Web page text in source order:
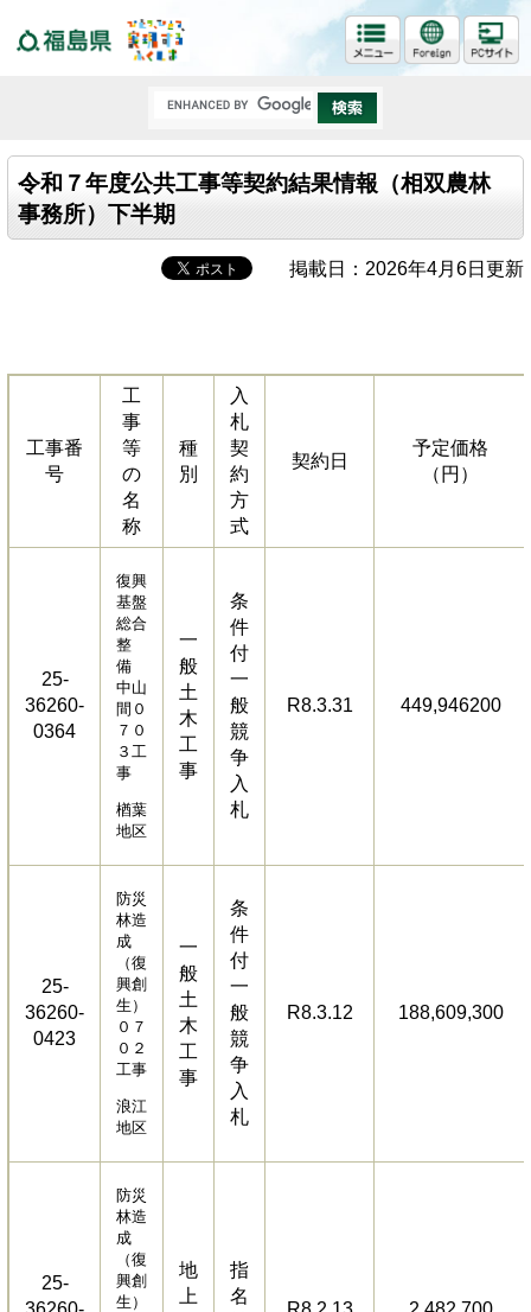
令和７年度公共工事等契約結果情報（相双農林
事務所）下半期
掲載日：2026年4月6日更新
工事番
号
工
事
等
の
名
称
種
別
入
札
契
約
方
式
契約日
予定価格
（円）
25-
36260-
0364
復興
基盤
総合
整
備
中山
間０
７０
３工
事
楢葉
地区
一
般
土
木
工
事
条
件
付
一
般
競
争
入
札
R8.3.31 449,946200
25-
36260-
0423
防災
林造
成
（復
興創
生）
０７
０２
工事
浪江
地区
一
般
土
木
工
事
条
件
付
一
般
競
争
入
札
R8.3.12 188,609,300
25-
防災
林造
成
（復
興創
生）
地
上
指
名